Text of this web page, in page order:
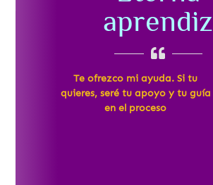
aprendiz
Te ofrezco mi ayuda. Si tu
quieres, seré tu apoyo y tu guía
en el proceso